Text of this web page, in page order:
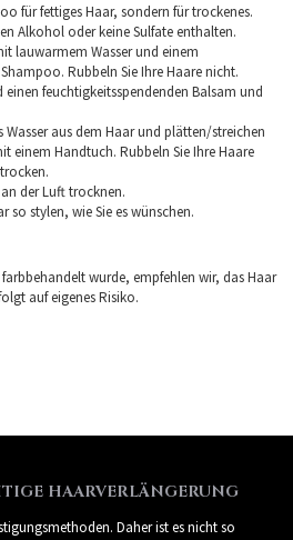
für fettiges Haar, sondern für trockenes.
Alkohol oder keine Sulfate enthalten.
lauwarmem Wasser und einem
Rubbeln Sie Ihre Haare nicht.
einen feuchtigkeitsspendenden Balsam und
Wasser aus dem Haar und plätten/streichen
einem Handtuch. Rubbeln Sie Ihre Haare
der Luft trocknen.
so stylen, wie Sie es wünschen.
wurde, empfehlen wir, das Haar
auf eigenes Risiko.
HAARVERLÄNGERUNG
Daher ist es nicht so